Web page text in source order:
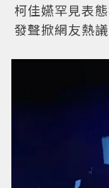
柯佳嬿罕見表
發聲掀網友熱議